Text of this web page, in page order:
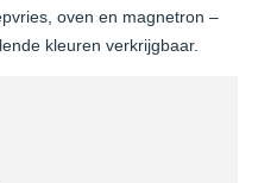
oven en magnetron –
kleuren verkrijgbaar.